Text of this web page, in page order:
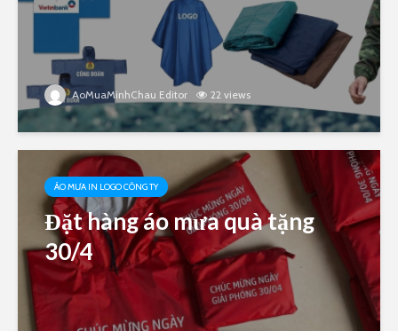
AoMuaMinhChau Editor 22 views
ÁO MƯA IN LOGO CÔNG TY
Đặt hàng áo mưa quà tặng
30/4